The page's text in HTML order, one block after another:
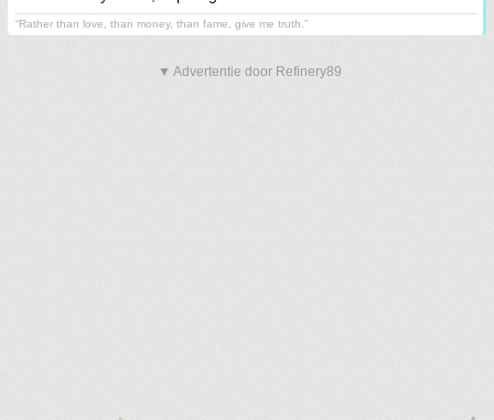
“Rather than love, than money, than fame, give me truth.”
▼ Advertentie door Refinery89